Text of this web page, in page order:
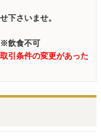
下さいませ。
飲食不可
引条件の変更があった